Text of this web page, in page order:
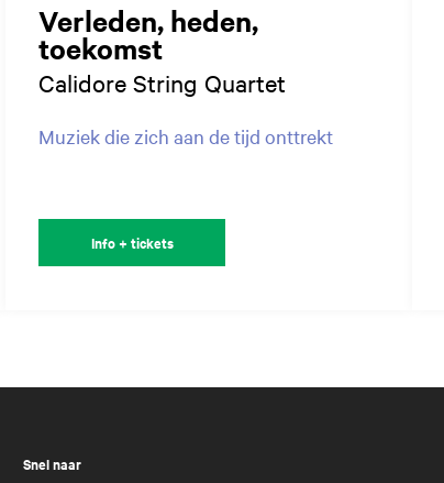
Verleden, heden,
toekomst
Calidore String Quartet
Muziek die zich aan de tijd onttrekt
Info + tickets
Snel naar